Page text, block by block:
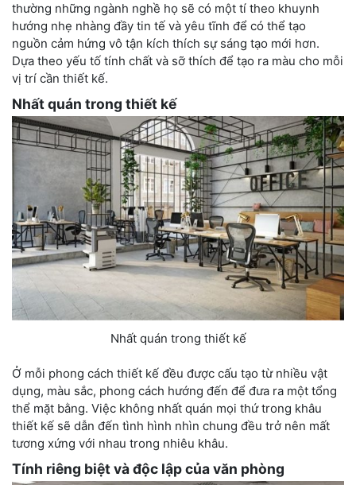
thường những ngành nghề họ sẽ có một tí theo khuynh
hướng nhẹ nhàng đầy tin tế và yêu tĩnh để có thể tạo
nguồn cảm hứng vô tận kích thích sự sáng tạo mới hơn.
Dựa theo yếu tố tính chất và sỡ thích để tạo ra màu cho mỗi
vị trí cần thiết kế.
Nhất quán trong thiết kế
Nhất quán trong thiết kế
Ở mỗi phong cách thiết kế đều được cấu tạo từ nhiều vật
dụng, màu sắc, phong cách hướng đến để đưa ra một tổng
thể mặt bằng. Việc không nhất quán mọi thứ trong khâu
thiết kế sẽ dẫn đến tình hình nhìn chung đều trở nên mất
tương xứng với nhau trong nhiêu khâu.
Tính riêng biệt và độc lập của văn phòng